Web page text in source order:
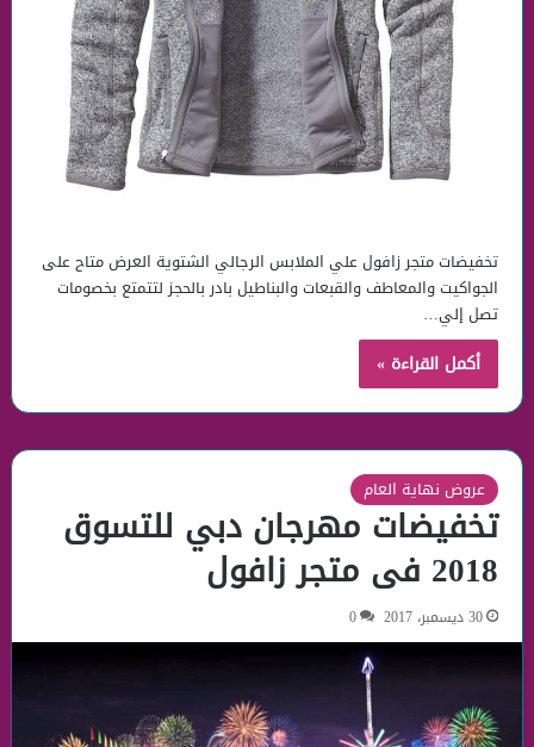
تخفيضات متجر زافول علي الملابس الرجالي الشتوية العرض متاح على
الجواكيت والمعاطف والقبعات والبناطيل بادر بالحجز لتتمتع بخصومات
تصل إلي…
أكمل القراءة »
عروض نهاية العام
تخفيضات مهرجان دبي للتسوق
2018 فى متجر زافول
30 ديسمبر، 2017 0